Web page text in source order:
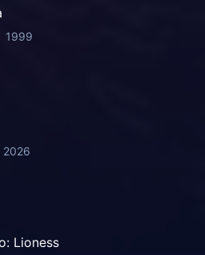
1999
2026
Lioness